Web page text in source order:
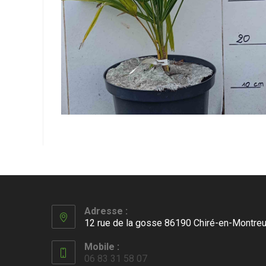
Adresse :
12 rue de la gosse 86190 Chiré-en-
Mobile :
06 83 31 58 07